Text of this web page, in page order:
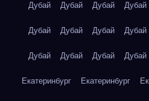
Дубай Дубай Дубай Дубай
Дубай Дубай Дубай Дубай
Дубай Дубай Дубай Дубай
Екатеринбург Екатеринбург